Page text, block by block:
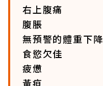
右上腹痛
腹脹
無預警的體重下降
食慾欠佳
疲憊
黃疸